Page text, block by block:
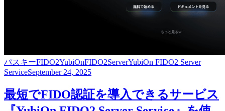
パスキーFIDO2YubiOnFIDO2ServerYubiOn FIDO2 Server
ServiceSeptember 24, 2025
最短でFIDO認証を導入できるサービス